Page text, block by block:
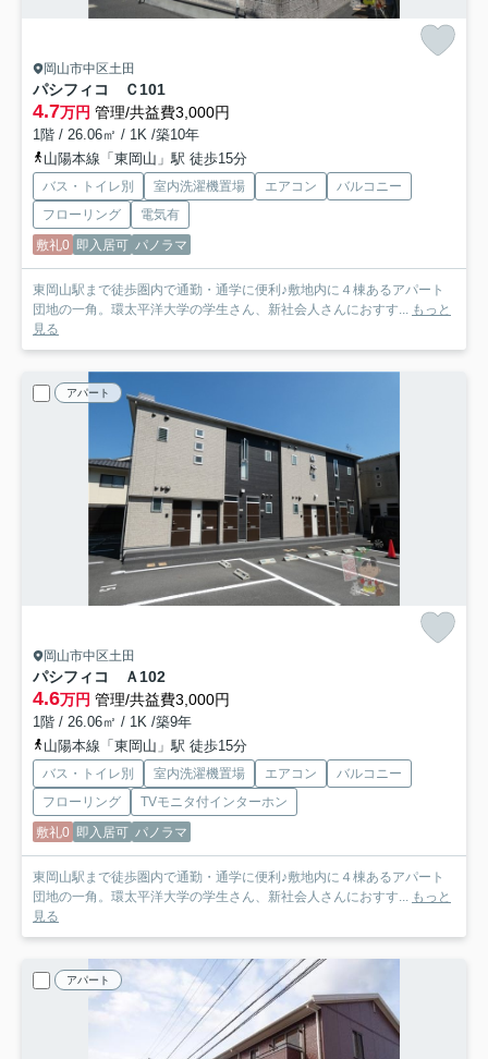
岡山市中区土田
パシフィコ Ｃ101
4.7万円 管理/共益費3,000円
1階 / 26.06㎡ / 1K /築10年
山陽本線「東岡山」駅 徒歩15分
バス・トイレ別 室内洗濯機置場 エアコン
バルコニー
フローリング
電気有
敷礼0 即入居可 パノラマ
東岡山駅まで徒歩圏内で通勤・通学に便利♪敷地内に４棟あるアパート
団地の一角。環太平洋大学の学生さん、新社会人さんにおすす... もっと
見る
アパート
岡山市中区土田
パシフィコ Ａ 102
4.6万円 管理/共益費3,000円
1階 / 26.06㎡ / 1K /築9年
山陽本線「東岡山」駅 徒歩15分
バス・トイレ別 室内洗濯機置場 エアコン
バルコニー
フローリング
TVモニタ付インターホン
敷礼0 即入居可 パノラマ
東岡山駅まで徒歩圏内で通勤・通学に便利♪敷地内に４棟あるアパート
団地の一角。環太平洋大学の学生さん、新社会人さんにおすす... もっと
見る
アパート